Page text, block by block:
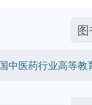
中医药行业高等教